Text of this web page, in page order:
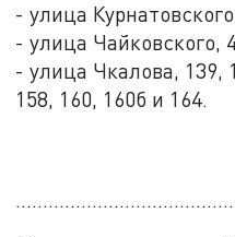
- улица
- улица Чайковского,
- улица Чкалова, 139,
158, 160, 160б и 164.